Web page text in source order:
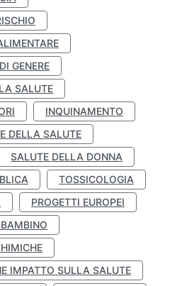
GENERE
SALUTE
INQUINAMENTO
DELLA SALUTE
SALUTE DELLA DONNA
TOSSICOLOGIA
PROGETTI EUROPEI
IMPATTO SULLA SALUTE